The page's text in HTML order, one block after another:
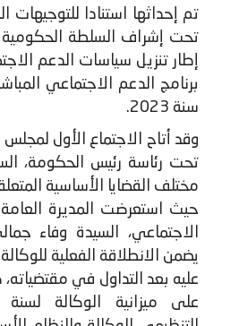
تم إحداثها استنادا
تحت إشراف السلطة الحكومية
إطار تنزيل سياسات الدعم
برنامج الدعم الاجتماعي
سنة 2023.
وقد أتاح الاجتماع الأول لمجلس
تحت رئاسة رئيس الحكومة،
مختلف القضايا الأساسية
حيث استعرضت المديرة العامة
الاجتماعي، السيدة وفاء
يضمن الانطلاقة الفعلية
عليه بعد التداول في